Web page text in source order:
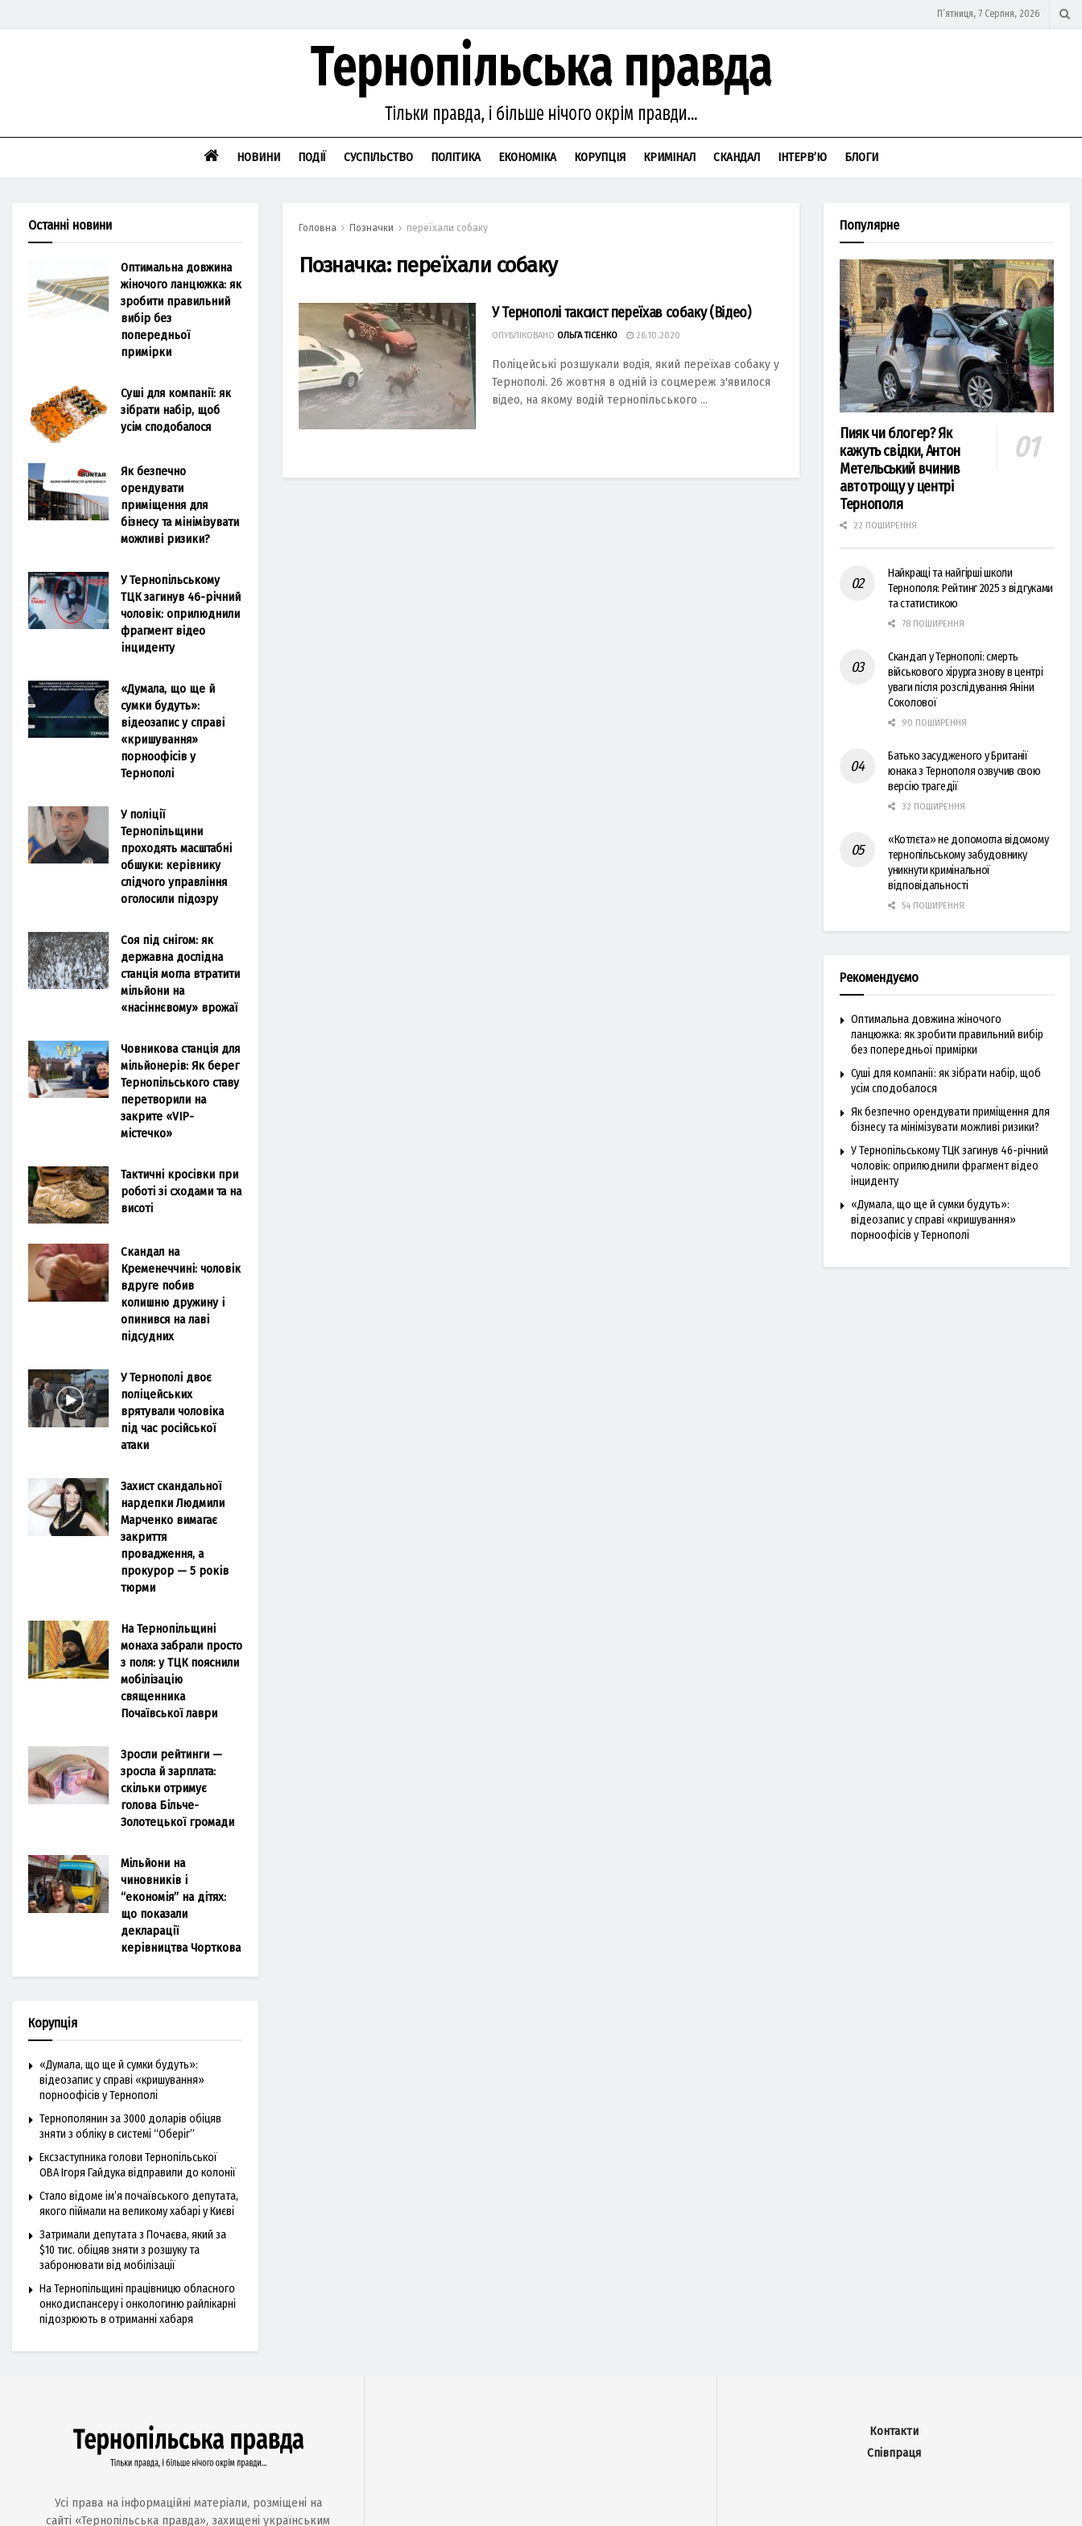
П’ятниця, 7 Серпня, 2026
НОВИНИ ПОДІЇ СУСПІЛЬСТВО ПОЛІТИКА ЕКОНОМІКА КОРУПЦІЯ КРИМІНАЛ СКАНДАЛ ІНТЕРВ’Ю БЛОГИ
Головна Позначки переїхали собаку
Позначка: переїхали собаку
У Тернополі таксист переїхав собаку (Відео)
ОПУБЛІКОВАНО ОЛЬГА ТІСЕНКО 26.10.2020
Поліцейські розшукали водія, який переїхав собаку у
Тернополі. 26 жовтня в одній із соцмереж з'явилося
відео, на якому водій тернопільського ...
Останні новини
Оптимальна довжина
жіночого ланцюжка: як
зробити правильний
вибір без
попередньої
примірки
Суші для компанії: як
зібрати набір, щоб
усім сподобалося
Як безпечно
орендувати
приміщення для
бізнесу та мінімізувати
можливі ризики?
У Тернопільському
ТЦК загинув 46-річний
чоловік: оприлюднили
фрагмент відео
інциденту
«Думала, що ще й
сумки будуть»:
відеозапис у справі
«кришування»
порноофісів у
Тернополі
У поліції
Тернопільщини
проходять масштабні
обшуки: керівнику
слідчого управління
оголосили підозру
Соя під снігом: як
державна дослідна
станція могла втратити
мільйони на
«насіннєвому» врожаї
Човникова станція для
мільйонерів: Як берег
Тернопільського ставу
перетворили на
закрите «VIP-
містечко»
Тактичні кросівки при
роботі зі сходами та на
висоті
Скандал на
Кременеччині: чоловік
вдруге побив
колишню дружину і
опинився на лаві
підсудних
У Тернополі двоє
поліцейських
врятували чоловіка
під час російської
атаки
Захист скандальної
нардепки Людмили
Марченко вимагає
закриття
провадження, а
прокурор — 5 років
тюрми
На Тернопільщині
монаха забрали просто
з поля: у ТЦК пояснили
мобілізацію
священника
Почаївської лаври
Зросли рейтинги —
зросла й зарплата:
скільки отримує
голова Більче-
Золотецької громади
Мільйони на
чиновників і
“економія” на дітях:
що показали
декларації
керівництва Чорткова
Корупція
«Думала, що ще й сумки будуть»:
відеозапис у справі «кришування»
порноофісів у Тернополі
Тернополянин за 3000 доларів обіцяв
зняти з обліку в системі “Оберіг”
Ексзаступника голови Тернопільської
ОВА Ігоря Гайдука відправили до колонії
Стало відоме ім’я почаївського депутата,
якого піймали на великому хабарі у Києві
Затримали депутата з Почаєва, який за
$10 тис. обіцяв зняти з розшуку та
забронювати від мобілізації
На Тернопільщині працівницю обласного
онкодиспансеру і онкологиню райлікарні
підозрюють в отриманні хабаря
Популярне
Пияк чи блогер? Як
кажуть свідки, Антон
Метельський вчинив
автотрощу у центрі
Тернополя
22 ПОШИРЕННЯ
Найкращі та найгірші школи
Тернополя: Рейтинг 2025 з відгуками
та статистикою
78 ПОШИРЕННЯ
Скандал у Тернополі: смерть
військового хірурга знову в центрі
уваги після розслідування Яніни
Соколової
90 ПОШИРЕННЯ
Батько засудженого у Британії
юнака з Тернополя озвучив свою
версію трагедії
32 ПОШИРЕННЯ
«Котлєта» не допомогла відомому
тернопільському забудовнику
уникнути кримінальної
відповідальності
54 ПОШИРЕННЯ
Рекомендуємо
Оптимальна довжина жіночого
ланцюжка: як зробити правильний вибір
без попередньої примірки
Суші для компанії: як зібрати набір, щоб
усім сподобалося
Як безпечно орендувати приміщення для
бізнесу та мінімізувати можливі ризики?
У Тернопільському ТЦК загинув 46-річний
чоловік: оприлюднили фрагмент відео
інциденту
«Думала, що ще й сумки будуть»:
відеозапис у справі «кришування»
порноофісів у Тернополі
Усі права на інформаційні матеріали, розміщені на
сайті «Тернопільська правда», захищені українським
Контакти
Співпраця